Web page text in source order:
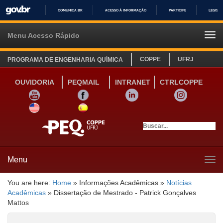
IR
COMUNICA BR ACESSO À INFORMAÇÃO PARTICIPE
Menu Acesso Rápido
PROGRAMA DE ENGENHARIA QUÍMICA COPPE UFRJ
OUVIDORIA PEQMAIL INTRANET
CTRLCOPPE
YOUTUBE
FACEBOOK LINKEDIN
INSTAGRAM
SITE INGLÊS
LINK SITE ESPANHOL
Menu
You are here: Home » Informações Acadêmicas » Notícias
Acadêmicas » Dissertação de Mestrado - Patrick Gonçalves
Mattos